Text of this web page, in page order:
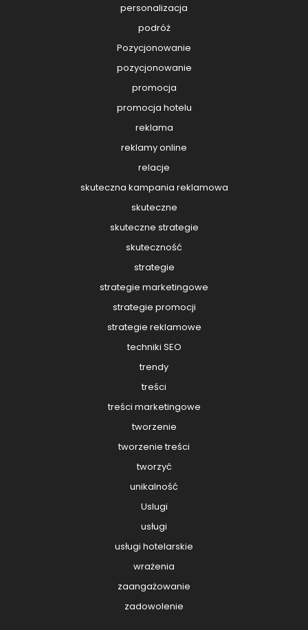
personalizacja
podróż
Pozycjonowanie
pozycjonowanie
promocja
promocja hotelu
reklama
reklamy online
relacje
skuteczna kampania reklamowa
skuteczne
skuteczne strategie
skuteczność
strategie
strategie marketingowe
strategie promocji
strategie reklamowe
techniki SEO
trendy
treści
treści marketingowe
tworzenie
tworzenie treści
tworzyć
unikalność
Uslugi
usługi
usługi hotelarskie
wrażenia
zaangażowanie
zadowolenie